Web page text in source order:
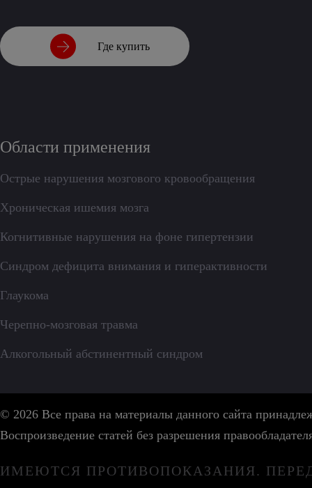
Где купить
Области применения
Острые нарушения мозгового кровообращения
Хроническая ишемия мозга
Когнитивные нарушения на фоне гипертензии
Синдром дефицита внимания и гиперактивности
Глаукома
Черепно-мозговая травма
Алкогольный абстинентный синдром
© 2026 Все права на материалы данного сайта
Воспроизведение статей без разрешения
ИМЕЮТСЯ ПРОТИВОПОКАЗАНИЯ.